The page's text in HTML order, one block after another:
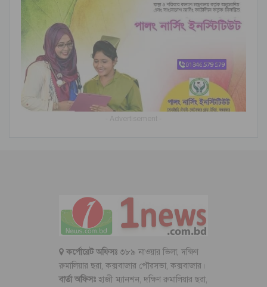
কর্পোরেট অফিসঃ৩৮৯ নাওয়ার ভিলা, দক্ষিণ
রুমালিয়ার ছরা, কক্সবাজার পৌরসভা, কক্সবাজার।
বার্তা অফিসঃ হাজী ম্যানশন, দক্ষিণ রুমালিয়ার ছরা,